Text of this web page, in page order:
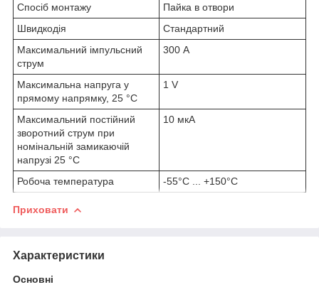
Спосіб монтажу
Пайка в отвори
Швидкодія
Стандартний
Максимальний імпульсний
струм
300 А
Максимальна напруга у
прямому напрямку, 25 °C
1 V
Максимальний постійний
зворотний струм при
номінальній замикаючій
напрузі 25 °C
10 мкА
Робоча температура -55°C ... +150°C
Приховати
Характеристики
Основні